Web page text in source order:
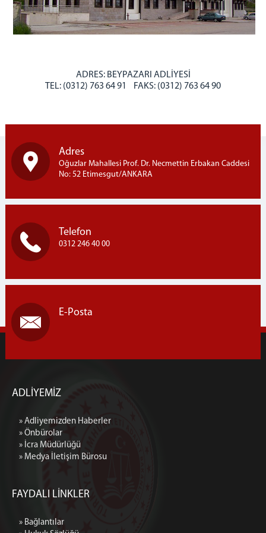
BAŞSAVCILIK
Cumhuriyet Başsavcısı
Müstemir Yetkili Hakimlerin İzin Durumları
Beypazarı Adliyesi
Kahramankazan Adliyesi
Nallıhan Adliyesi
Sincan İlçesi
Ayaş İlçesi
Kurumsal Kimlik
ADRES: BEYPAZARI ADLİYESİ
TEL: (0312) 763 64 91 FAKS: (0312) 763 64 90
Adres
Oğuzlar Mahallesi Prof. Dr. Necmettin Erbakan Caddesi
No: 52 Etimesgut/ANKARA
Telefon
0312 246 40 00
E-Posta
ADLİYEMİZ
» Adliyemizden Haberler
» Önbürolar
» İcra Müdürlüğü
» Medya İletişim Bürosu
FAYDALI LİNKLER
» Bağlantılar